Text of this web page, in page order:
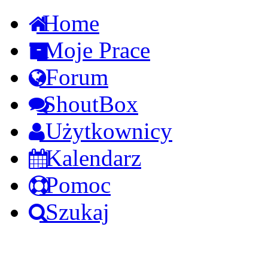
Home
Moje Prace
Forum
ShoutBox
Użytkownicy
Kalendarz
Pomoc
Szukaj